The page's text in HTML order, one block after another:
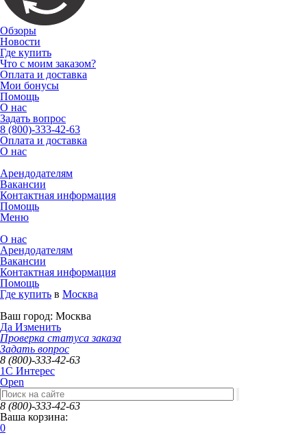
Обзоры
Новости
Где купить
Что с моим заказом?
Оплата и доставка
Мои бонусы
Помощь
О нас
Задать вопрос
8 (800)-333-42-63
Оплата и доставка
О нас
Арендодателям
Вакансии
Контактная информация
Помощь
Меню
О нас
Арендодателям
Вакансии
Контактная информация
Помощь
Где купить в Москва
Ваш город: Москва
Да Изменить
Проверка статуса заказа
Задать вопрос
8 (800)-333-42-63
1C Интерес
Open
8 (800)-333-42-63
Ваша корзина:
0